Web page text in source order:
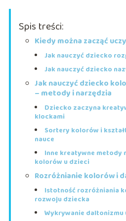
Spis treści:
Kiedy można zacząć
Jak nauczyć dziecko
Jak nauczyć dziecko
Jak nauczyć dziecko
– metody i narzędzia
Dziecko zaczyna
klockami
Sortery kolorów i
nauce
Inne kreatywne metody
kolorów u dzieci
Rozróżnianie kolorów i
Istotność rozróżniania
rozwoju dziecka
Wykrywanie daltonizmu